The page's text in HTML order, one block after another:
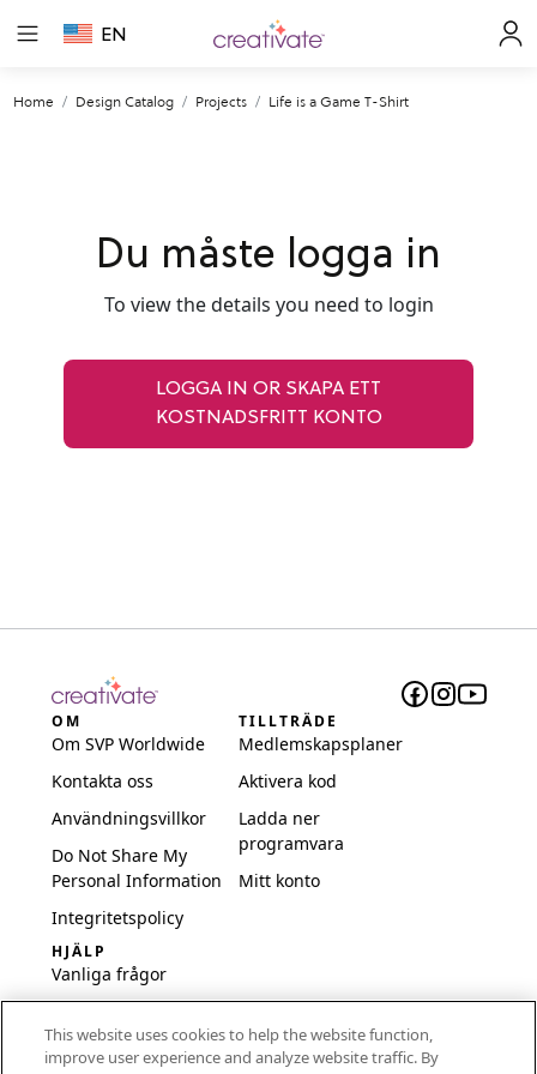
EN
Home Design Catalog Projects Life is a Game T-Shirt
Du måste logga in
To view the details you need to login
LOGGA IN OR SKAPA ETT
KOSTNADSFRITT KONTO
OM
Om SVP Worldwide
Kontakta oss
Användningsvillkor
Do Not Share My
Personal Information
Integritetspolicy
TILLTRÄDE
Medlemskapsplaner
Aktivera kod
Ladda ner
programvara
Mitt konto
HJÄLP
Vanliga frågor
inställningar
This website uses cookies to help the website function,
improve user experience and analyze website traffic. By